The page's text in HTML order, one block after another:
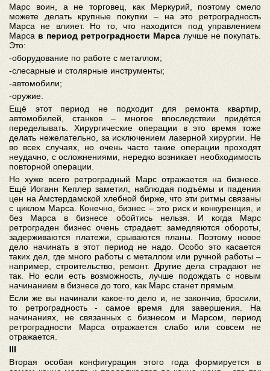
Марс воин, а не торговец, как Меркурий, поэтому смело
можете делать крупные покупки – на это ретроградность
Марса не влияет. Но то, что находится под управлением
Марса в период ретроградности Марса лучше не покупать.
Это:
-оборудование по работе с металлом;
-слесарные и столярные инструменты;
-автомобили;
-оружие.
Ещё этот период не подходит для ремонта квартир,
автомобилей, станков – многое впоследствии придётся
переделывать. Хирургические операции в это время тоже
делать нежелательно, за исключением лазерной хирургии. Не
во всех случаях, но очень часто такие операции проходят
неудачно, с осложнениями, нередко возникает необходимость
повторной операции.
Но хуже всего ретроградный Марс отражается на бизнесе.
Ещё Иоганн Кеплер заметил, наблюдая подъёмы и падения
цен на Амстердамской хлебной бирже, что эти ритмы связаны
с циклом Марса. Конечно, бизнес – это риск и конкуренция, и
без Марса в бизнесе обойтись нельзя. И когда Марс
ретрограден бизнес очень страдает: замедляются обороты,
задерживаются платежи, срываются планы. Поэтому новое
дело начинать в этот период не надо. Особо это касается
таких дел, где много работы с металлом или ручной работы –
например, строительство, ремонт. Другие дела страдают не
так. Но если есть возможность, лучше подождать с новым
начинанием в бизнесе до того, как Марс станет прямым.
Если же вы начинали какое-то дело и, не закончив, бросили,
то ретроградность - самое время для завершения. На
начинаниях, не связанных с бизнесом и Марсом, период
ретроградности Марса отражается слабо или совсем не
отражается.
III
Вторая особая конфигурация этого года формируется в